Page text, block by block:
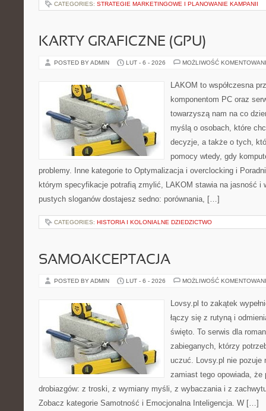
CATEGORIES: STRATEGIE MARKETINGOWE I PLANOWANIE KAMPANII
KARTY GRAFICZNE (GPU)
POSTED BY ADMIN LUT - 6 - 2026 MOŻLIWOŚĆ
LAKOM to współczesna
komponentom PC oraz
towarzyszą nam na co
myślą o osobach, które
decyzje, a także o tych,
pomocy wtedy, gdy
problemy. Inne kategorie to Optymalizacja i overclocking i
którym specyfikacje potrafią zmylić, LAKOM stawia na jasność i
pustych sloganów dostajesz sedno: porównania, […]
CATEGORIES: HISTORIA I KOLONIALNE DZIEDZICTWO
SAMOAKCEPTACJA
POSTED BY ADMIN LUT - 6 - 2026 MOŻLIWOŚĆ
Lovsy.pl to zakątek
łączy się z rutyną i
święto. To serwis dla
zabieganych, którzy
uczuć. Lovsy.pl nie pozuje
zamiast tego opowiada,
drobiazgów: z troski, z wymiany myśli, z wybaczania i z
Zobacz kategorie Samotność i Emocjonalna Inteligencja. W […]